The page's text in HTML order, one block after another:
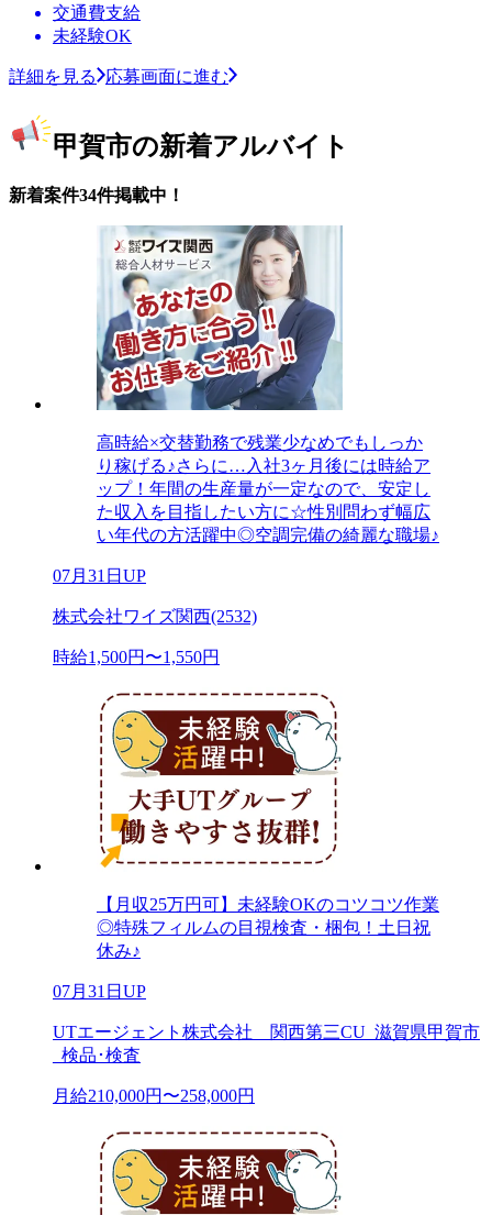
交通費支給
未経験OK
詳細を見る 応募画面に進む
甲賀市の新着アルバイト
新着案件34件掲載中！
高時給×交替勤務で残業少なめでもしっか
り稼げる♪さらに…入社3ヶ月後には時給ア
ップ！年間の生産量が一定なので、安定し
た収入を目指したい方に☆性別問わず幅広
い年代の方活躍中◎空調完備の綺麗な職場♪
07月31日UP
株式会社ワイズ関西(2532)
時給1,500円〜1,550円
【月収25万円可】未経験OKのコツコツ作業
◎特殊フィルムの目視検査・梱包！土日祝
休み♪
07月31日UP
UTエージェント株式会社 関西第三CU_滋賀県甲賀市
_検品･検査
月給210,000円〜258,000円